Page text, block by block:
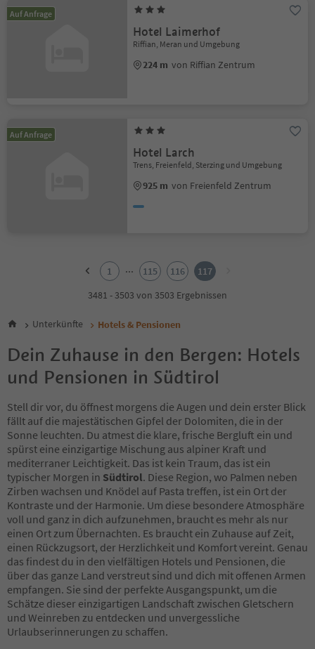
Auf Anfrage
Hotel Laimerhof
Riffian, Meran und Umgebung
224 m von Riffian Zentrum
Auf Anfrage
Hotel Larch
Trens, Freienfeld, Sterzing und Umgebung
925 m von Freienfeld Zentrum
6
8
9
10
12
13
14
15
16
17
18
19
20
21
22
23
24
25
26
27
28
1 ... 115 116
117
3481 - 3503 von 3503 Ergebnissen
Unterkünfte Hotels & Pensionen
Dein Zuhause in den Bergen: Hotels
und Pensionen in Südtirol
Stell dir vor, du öffnest morgens die Augen und dein erster Blick
fällt auf die majestätischen Gipfel der Dolomiten, die in der
Sonne leuchten. Du atmest die klare, frische Bergluft ein und
spürst eine einzigartige Mischung aus alpiner Kraft und
mediterraner Leichtigkeit. Das ist kein Traum, das ist ein
typischer Morgen in Südtirol. Diese Region, wo Palmen neben
Zirben wachsen und Knödel auf Pasta treffen, ist ein Ort der
Kontraste und der Harmonie. Um diese besondere Atmosphäre
voll und ganz in dich aufzunehmen, braucht es mehr als nur
einen Ort zum Übernachten. Es braucht ein Zuhause auf Zeit,
einen Rückzugsort, der Herzlichkeit und Komfort vereint. Genau
das findest du in den vielfältigen Hotels und Pensionen, die
über das ganze Land verstreut sind und dich mit offenen Armen
empfangen. Sie sind der perfekte Ausgangspunkt, um die
Schätze dieser einzigartigen Landschaft zwischen Gletschern
und Weinreben zu entdecken und unvergessliche
Urlaubserinnerungen zu schaffen.